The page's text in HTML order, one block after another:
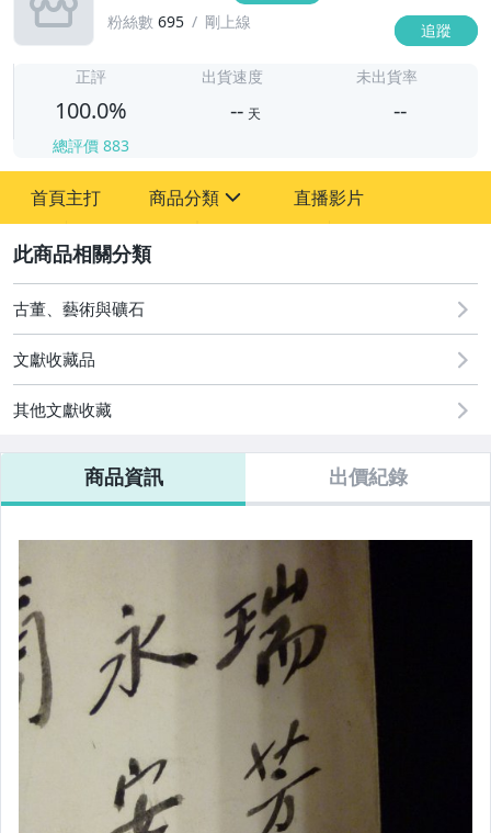
粉絲數 695 剛上線 追蹤
正評
100.0%
總評價 883
出貨速度
-- 天
未出貨率
--
首頁主打 商品分類
古董、藝術與礦石
玩具、模型與公仔
直播影片
古董、藝術與礦石
文獻收藏品
其他文獻收藏
商品資訊 出價紀錄